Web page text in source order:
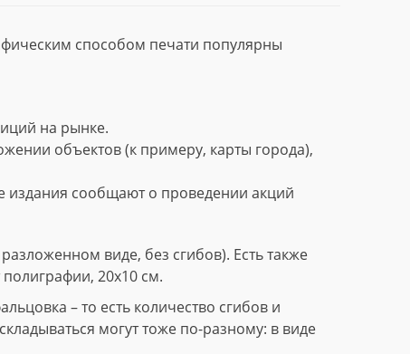
способом печати популярны
на рынке.
объектов (к примеру, карты города),
издания сообщают о проведении акций
виде, без сгибов). Есть также
20х10 см.
– то есть количество сгибов и
могут тоже по-разному: в виде